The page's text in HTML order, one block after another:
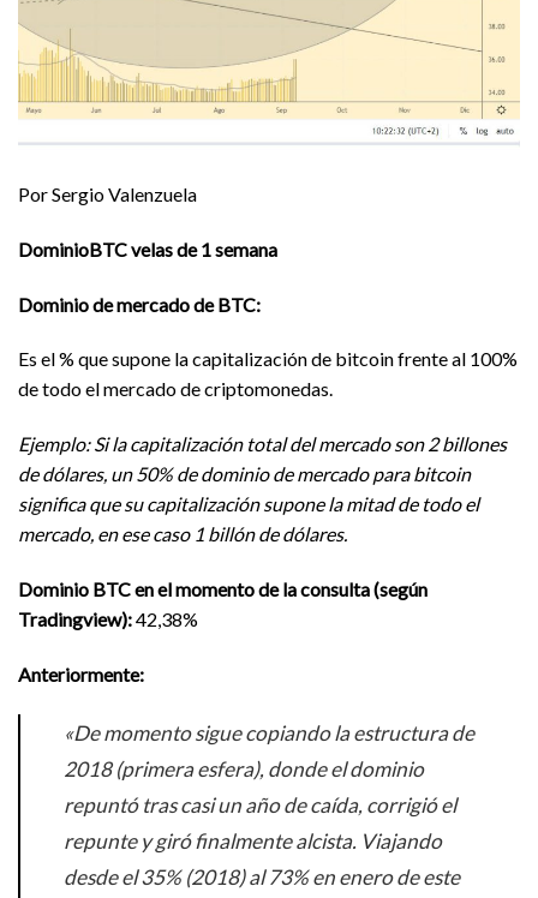
Por Sergio Valenzuela
DominioBTC velas de 1 semana
Dominio de mercado de BTC:
Es el % que supone la capitalización de bitcoin frente al 100%
de todo el mercado de criptomonedas.
Ejemplo: Si la capitalización total del mercado son 2 billones
de dólares, un 50% de dominio de mercado para bitcoin
significa que su capitalización supone la mitad de todo el
mercado, en ese caso 1 billón de dólares.
Dominio BTC en el momento de la consulta (según
Tradingview):42,38%
Anteriormente:
«De momento sigue copiando la estructura de
2018 (primera esfera), donde el dominio
repuntó tras casi un año de caída, corrigió el
repunte y giró finalmente alcista. Viajando
desde el 35% (2018) al 73% en enero de este